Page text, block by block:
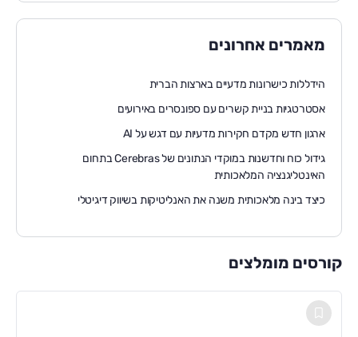
מאמרים אחרונים
הידללות כישרונות מדעיים בארצות הברית
אסטרטגיות בניית קשרים עם ספונסרים באירועים
ארגון חדש מקדם חקירות מדעיות עם דגש על AI
גידול כוח וחדשנות במוקדי הנתונים של Cerebras בתחום
האינטליגנציה המלאכותית
כיצד בינה מלאכותית משנה את האנליטיקות בשיווק דיגיטלי
קורסים מומלצים